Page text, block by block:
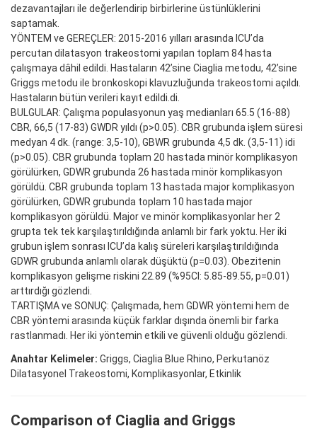
dezavantajları ile değerlendirip birbirlerine üstünlüklerini
saptamak.
YÖNTEM ve GEREÇLER: 2015-2016 yılları arasında ICU’da
percutan dilatasyon trakeostomi yapılan toplam 84 hasta
çalışmaya dâhil edildi. Hastaların 42’sine Ciaglia metodu, 42’sine
Griggs metodu ile bronkoskopi klavuzluğunda trakeostomi açıldı.
Hastaların bütün verileri kayıt edildi.di.
BULGULAR: Çalışma populasyonun yaş medianları 65.5 (16-88)
CBR, 66,5 (17-83) GWDR yıldı (p>0.05). CBR grubunda işlem süresi
medyan 4 dk. (range: 3,5-10), GBWR grubunda 4,5 dk. (3,5-11) idi
(p>0.05). CBR grubunda toplam 20 hastada minör komplikasyon
görülürken, GDWR grubunda 26 hastada minör komplikasyon
görüldü. CBR grubunda toplam 13 hastada major komplikasyon
görülürken, GDWR grubunda toplam 10 hastada major
komplikasyon görüldü. Major ve minör komplikasyonlar her 2
grupta tek tek karşılaştırıldığında anlamlı bir fark yoktu. Her iki
grubun işlem sonrası ICU’da kalış süreleri karşılaştırıldığında
GDWR grubunda anlamlı olarak düşüktü (p=0.03). Obezitenin
komplikasyon gelişme riskini 22.89 (%95CI: 5.85-89.55, p=0.01)
arttırdığı gözlendi.
TARTIŞMA ve SONUÇ: Çalışmada, hem GDWR yöntemi hem de
CBR yöntemi arasında küçük farklar dışında önemli bir farka
rastlanmadı. Her iki yöntemin etkili ve güvenli olduğu gözlendi.
Anahtar Kelimeler: Griggs, Ciaglia Blue Rhino, Perkutanöz
Dilatasyonel Trakeostomi, Komplikasyonlar, Etkinlik
Comparison of Ciaglia and Griggs